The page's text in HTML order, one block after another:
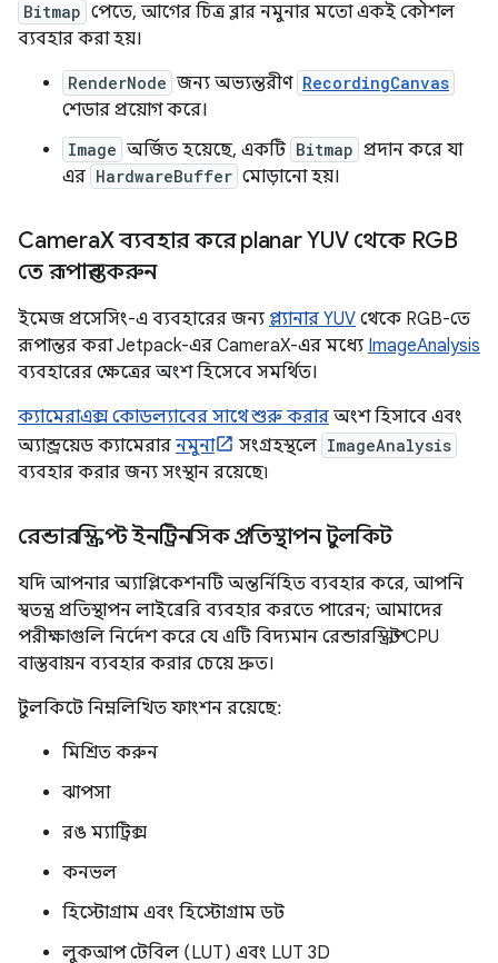
Bitmap পেতে, আগের চিত্র ব্লার নমুনার মতো একই কৌশল
ব্যবহার করা হয়।
RenderNode জন্য অভ্যন্তরীণ RecordingCanvas
শেডার প্রয়োগ করে।
Image অর্জিত হয়েছে, একটি Bitmap প্রদান করে যা
এর HardwareBuffer মোড়ানো হয়।
CameraX ব্যবহার করে planar YUV থেকে RGB
তে রূপান্তর করুন
ইমেজ প্রসেসিং-এ ব্যবহারের জন্য প্ল্যানার YUV থেকে RGB-তে
রূপান্তর করা Jetpack-এর CameraX-এর মধ্যে ImageAnalysis
ব্যবহারের ক্ষেত্রের অংশ হিসেবে সমর্থিত।
ক্যামেরাএক্স কোডল্যাবের সাথে শুরু করার অংশ হিসাবে এবং
অ্যান্ড্রয়েড ক্যামেরার নমুনা সংগ্রহস্থলে ImageAnalysis
ব্যবহার করার জন্য সংস্থান রয়েছে৷
রেন্ডারস্ক্রিপ্ট ইনট্রিনসিক প্রতিস্থাপন টুলকিট
যদি আপনার অ্যাপ্লিকেশনটি অন্তর্নিহিত ব্যবহার করে, আপনি
স্বতন্ত্র প্রতিস্থাপন লাইব্রেরি ব্যবহার করতে পারেন; আমাদের
পরীক্ষাগুলি নির্দেশ করে যে এটি বিদ্যমান রেন্ডারস্ক্রিপ্ট CPU
বাস্তবায়ন ব্যবহার করার চেয়ে দ্রুত।
টুলকিটে নিম্নলিখিত ফাংশন রয়েছে:
মিশ্রিত করুন
ঝাপসা
রঙ ম্যাট্রিক্স
কনভল
হিস্টোগ্রাম এবং হিস্টোগ্রাম ডট
লুকআপ টেবিল (LUT) এবং LUT 3D